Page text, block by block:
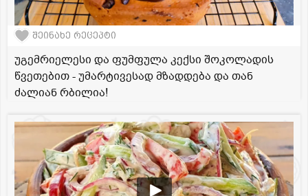
შეინახე რეცეპტი
უგემრიელესი და ფუმფულა კექსი შოკოლადის
წვეთებით - უმარტივესად მზადდება და თან
ძალიან რბილია!